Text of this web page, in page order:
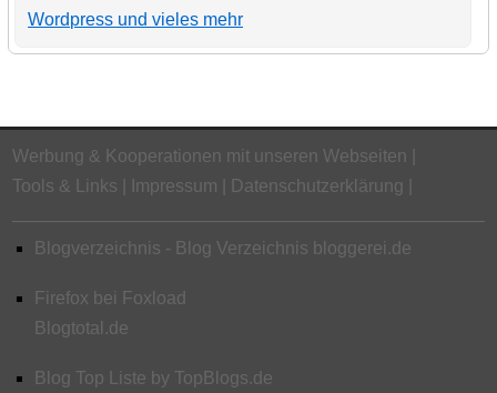
Wordpress und vieles mehr
Werbung & Kooperationen mit unseren Webseiten
Tools & Links
Impressum Datenschutzerklärung
Blogverzeichnis - Blog Verzeichnis bloggerei.de
Firefox bei Foxload
Blogtotal.de
Blog Top Liste by TopBlogs.de